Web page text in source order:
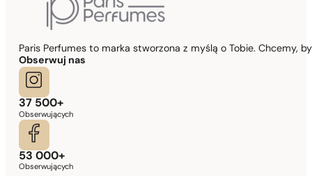
Paris Perfumes to marka stworzona z myślą o Tobie. Chcemy,
Obserwuj nas
37 500+
Obserwujących
53 000+
Obserwujących